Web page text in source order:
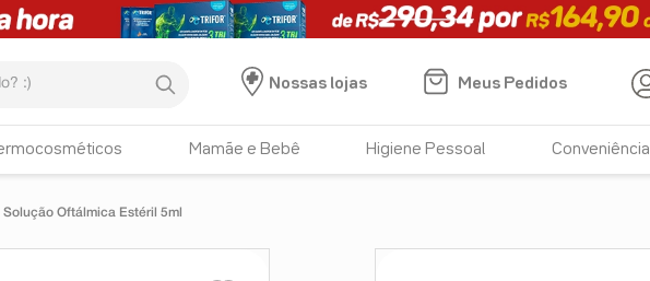
Nossas lojas
Meus Pedidos
Mamãe e Bebê Higiene Pessoal Conveniência
Solução Oftálmica Estéril 5ml